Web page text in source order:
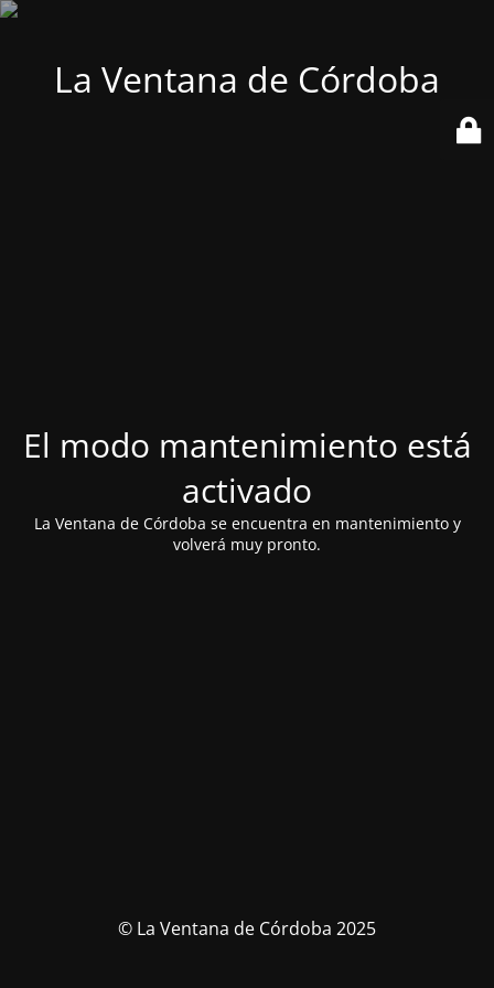
La Ventana de Córdoba
El modo mantenimiento está
activado
La Ventana de Córdoba se encuentra en mantenimiento y
volverá muy pronto.
© La Ventana de Córdoba 2025